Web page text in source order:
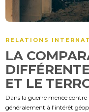
RELATIONS
LA
ET LE
Dans la guerre menée
généralement à l’intérêt